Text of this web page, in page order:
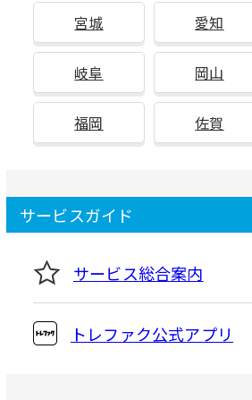
宮城 愛知
岐阜 岡山
福岡 佐賀
サービスガイド
サービス総合案内
トレファク公式アプリ